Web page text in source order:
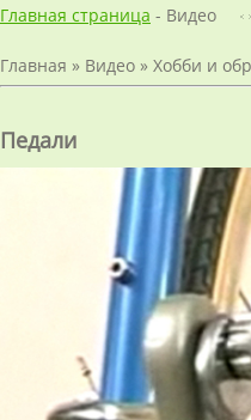
Главная страница - Видео
Главная » Видео » Хобби и
Педали